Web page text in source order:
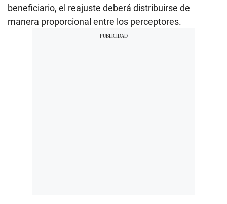
beneficiario, el reajuste deberá distribuirse de
manera proporcional entre los perceptores.